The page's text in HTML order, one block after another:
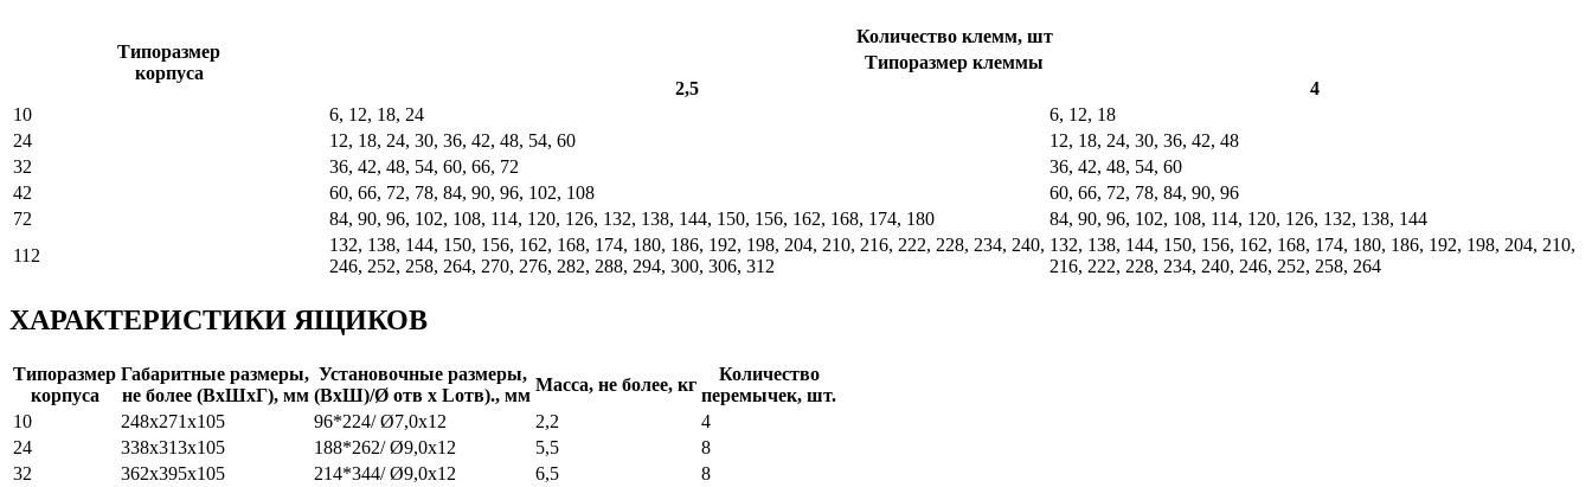
Типоразмер
корпуса
Количество клемм, шт
Типоразмер клеммы
2,5
4
10
6, 12, 18, 24
6, 12, 18
24
12, 18, 24, 30, 36, 42, 48, 54, 60
12, 18, 24, 30, 36, 42, 48
32
36, 42, 48, 54, 60, 66, 72
36, 42, 48, 54, 60
42
60, 66, 72, 78, 84, 90, 96, 102, 108
60, 66, 72, 78, 84, 90, 96
72
84, 90, 96, 102, 108, 114, 120, 126, 132, 138, 144, 150, 156, 162, 168, 174, 180
84, 90, 96, 102, 108, 114, 120, 126, 132, 138, 144
112
132, 138, 144, 150, 156, 162, 168, 174, 180, 186, 192, 198, 204, 210, 216, 222, 228, 234, 240,
246, 252, 258, 264, 270, 276, 282, 288, 294, 300, 306, 312
132, 138, 144, 150, 156, 162, 168, 174, 180, 186, 192, 198, 204, 210,
216, 222, 228, 234, 240, 246, 252, 258, 264
ХАРАКТЕРИСТИКИ ЯЩИКОВ
Типоразмер
корпуса
Габаритные размеры,
не более (ВхШхГ), мм
Установочные размеры,
(ВхШ)/Ø отв х Lотв)., мм
Масса, не более, кг
Количество
перемычек, шт.
10
248х271х105 96*224/ Ø7,0х12 2,2
4
24
338х313х105 188*262/ Ø9,0х12 5,5
8
32
362х395х105 214*344/ Ø9,0х12 6,5
8